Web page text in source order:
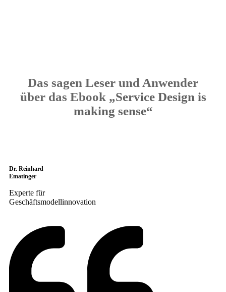
Das sagen Leser und Anwender
über das Ebook „Service Design is
making sense“
Dr. Reinhard
Ematinger
Experte für
Geschäftsmodellinnovation